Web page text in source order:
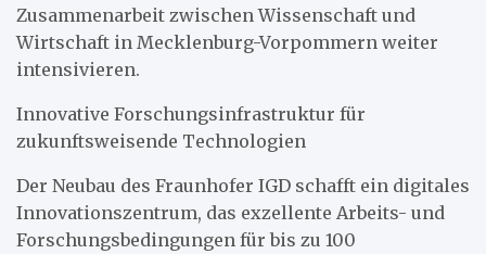
Zusammenarbeit zwischen Wissenschaft und
Wirtschaft in Mecklenburg-Vorpommern weiter
intensivieren.
Innovative Forschungsinfrastruktur für
zukunftsweisende Technologien
Der Neubau des Fraunhofer IGD schafft ein digitales
Innovationszentrum, das exzellente Arbeits- und
Forschungsbedingungen für bis zu 100